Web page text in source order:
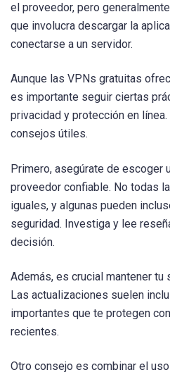
el proveedor, pero
que involucra descargar la
conectarse a un servidor.
Aunque las VPNs gratuitas
es importante seguir ciertas
privacidad y protección en
consejos útiles.
Primero, asegúrate de escoger
proveedor confiable. No todas
iguales, y algunas pueden
seguridad. Investiga y lee
decisión.
Además, es crucial mantener
Las actualizaciones suelen
importantes que te protegen
recientes.
Otro consejo es combinar el